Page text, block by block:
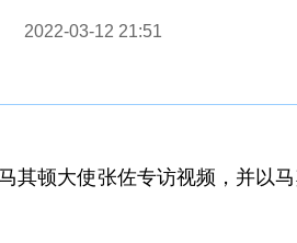
2022-03-12 21:51
顿大使张佐专访视频，并以